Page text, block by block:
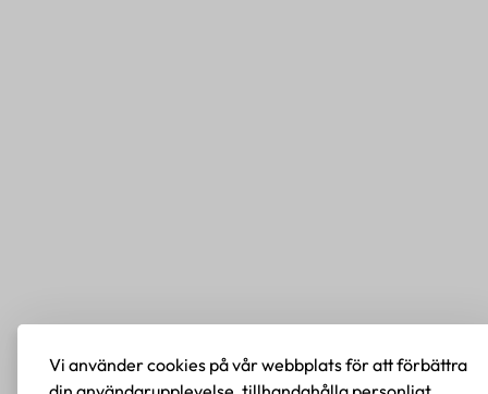
Vi använder cookies på vår webbplats för att förbättra